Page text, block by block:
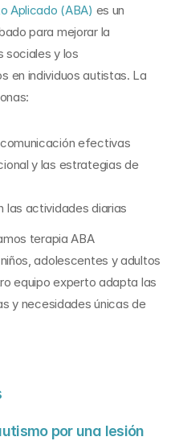
Aplicado (ABA) es un
para mejorar la
sociales y los
en individuos autistas. La
efectivas
y las estrategias de
las actividades diarias
terapia ABA
adolescentes y adultos
equipo experto adapta las
y necesidades únicas de
por una lesión